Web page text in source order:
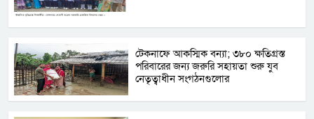
টেকনাফে আকস্মিক বন্যা; ৩৮০ ক্ষতিগ্রস্ত
পরিবারের জন্য জরুরি সহায়তা শুরু যুব
নেতৃত্বাধীন সংগঠনগুলোর